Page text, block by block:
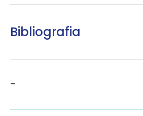
Bibliografia
–